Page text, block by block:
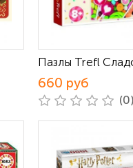
Пазлы Trefl
660 руб